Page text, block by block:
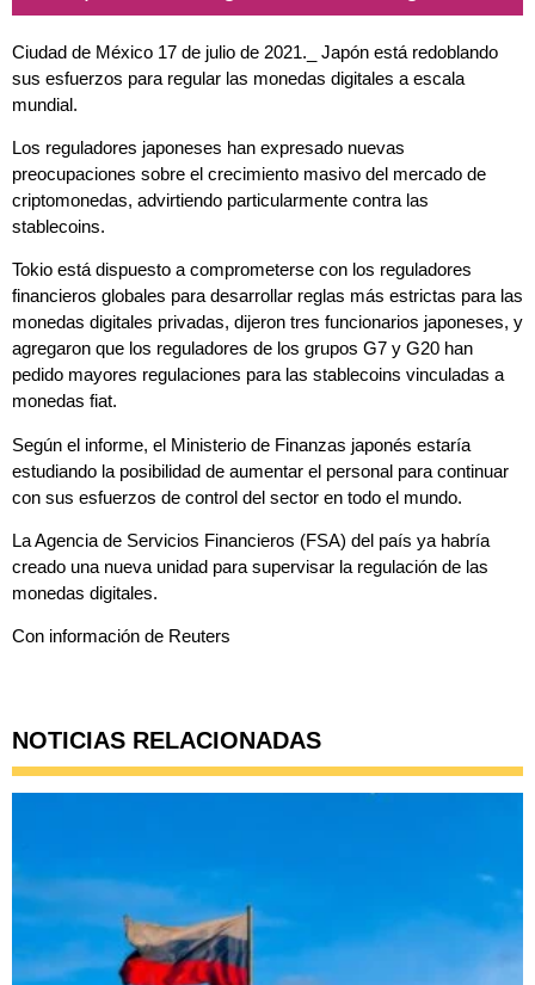
Ciudad de México 17 de julio de 2021._ Japón está redoblando
sus esfuerzos para regular las monedas digitales a escala
mundial.
Los reguladores japoneses han expresado nuevas
preocupaciones sobre el crecimiento masivo del mercado de
criptomonedas, advirtiendo particularmente contra las
stablecoins.
Tokio está dispuesto a comprometerse con los reguladores
financieros globales para desarrollar reglas más estrictas para las
monedas digitales privadas, dijeron tres funcionarios japoneses, y
agregaron que los reguladores de los grupos G7 y G20 han
pedido mayores regulaciones para las stablecoins vinculadas a
monedas fiat.
Según el informe, el Ministerio de Finanzas japonés estaría
estudiando la posibilidad de aumentar el personal para continuar
con sus esfuerzos de control del sector en todo el mundo.
La Agencia de Servicios Financieros (FSA) del país ya habría
creado una nueva unidad para supervisar la regulación de las
monedas digitales.
Con información de Reuters
NOTICIAS RELACIONADAS